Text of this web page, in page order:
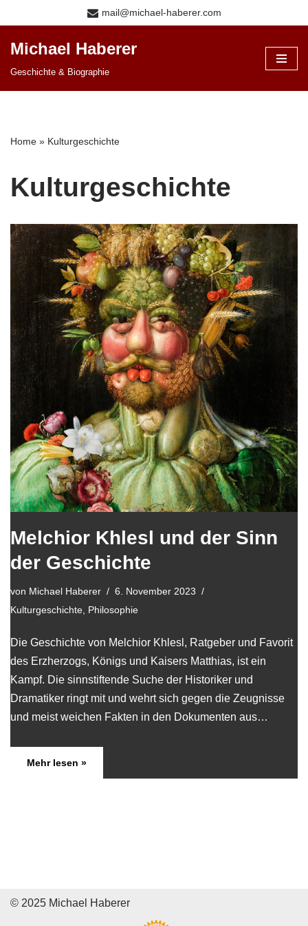
Inhalt
springen
mail@michael-haberer.com
Michael Haberer
Geschichte & Biographie
Home » Kulturgeschichte
Kulturgeschichte
Melchior Khlesl und der Sinn
der Geschichte
von Michael Haberer
6. November 2023
Kulturgeschichte Philosophie
Die Geschichte von Melchior Khlesl, Ratgeber und Favorit
des Erzherzogs, Königs und Kaisers Matthias, ist ein
Kampf. Die sinnstiftende Suche der Historiker und
Dramatiker ringt mit und wehrt sich gegen die Zeugnisse
und meist weichen Fakten in den Dokumenten aus…
Mehr lesen »
© 2025 Michael Haberer